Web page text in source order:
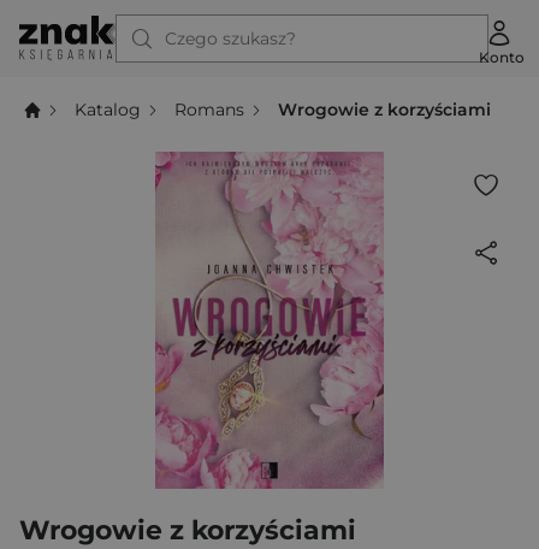
Czego szukasz?
Konto
Katalog Romans Wrogowie z korzyściami
Wrogowie z korzyściami